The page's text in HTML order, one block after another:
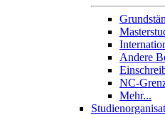
Andere
NC-
Mehr...